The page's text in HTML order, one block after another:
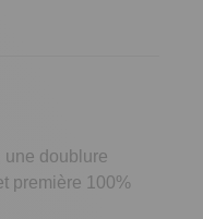
une doublure
première 100%